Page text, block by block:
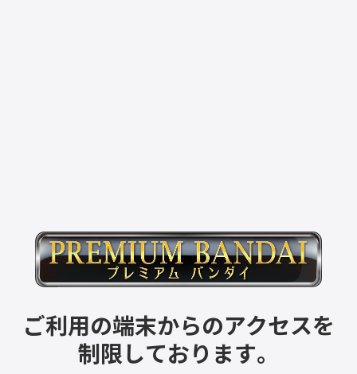
ご利用の端末からのアクセスを
制限しております。